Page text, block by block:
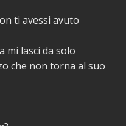
ti avessi avuto
mi lasci da solo
che non torna al suo